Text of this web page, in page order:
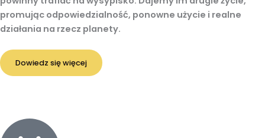
promując odpowiedzialność, ponowne użycie i realne
działania na rzecz planety.
Dowiedz się więcej